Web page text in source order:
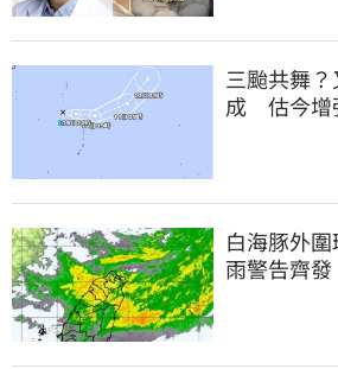
三颱共舞
成 估今增
白海豚外
雨警告齊